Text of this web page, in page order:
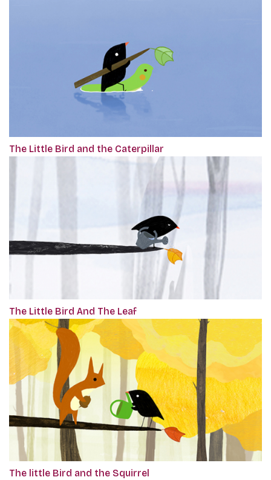
The Little Bird and the Caterpillar
The Little Bird And The Leaf
The little Bird and the Squirrel